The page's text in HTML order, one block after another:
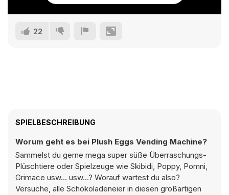
22
SPIELBESCHREIBUNG
Worum geht es bei Plush Eggs Vending Machine?
Sammelst du gerne mega super süße Überraschungs-
Plüschtiere oder Spielzeuge wie Skibidi, Poppy, Pomni,
Grimace usw... usw...? Worauf wartest du also?
Versuche, alle Schokoladeneier in diesen großartigen